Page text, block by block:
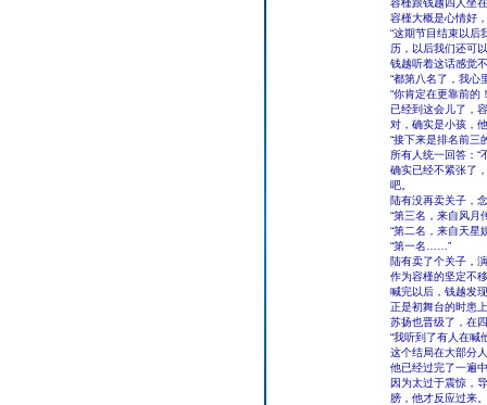
容槿跟钱越四人坐
容槿大概是心情好
“这期节目结束以后
历，以后我们还可
钱越听着这话感觉
“都第八名了，我心
“你肯定在更靠前的
已经到这会儿了，
对，确实是小孩，
“接下来是排名前三
所有人统一回答：“
确实已经不紧张了
吧。
陆有没再卖关子，
“第三名，来自风月
“第二名，来自天星
“第一名……”
陆有卖了个关子，
作为容槿的坚定不
喊完以后，钱越发
正是初舞台的时患
苏扬也晋级了，在
“我听到了有人在喊
这个结局在大部分
他已经过完了一遍
因为太过于震惊，
膀，他才反应过来。